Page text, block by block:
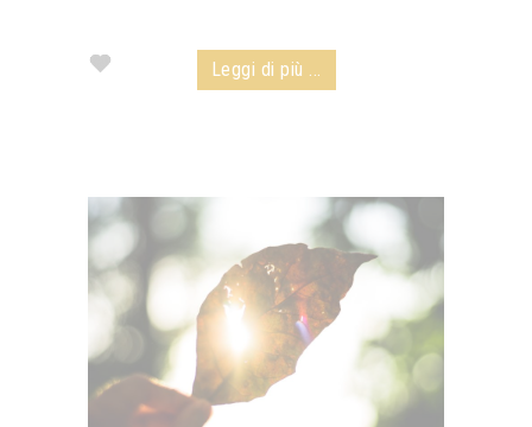
Leggi di più ...